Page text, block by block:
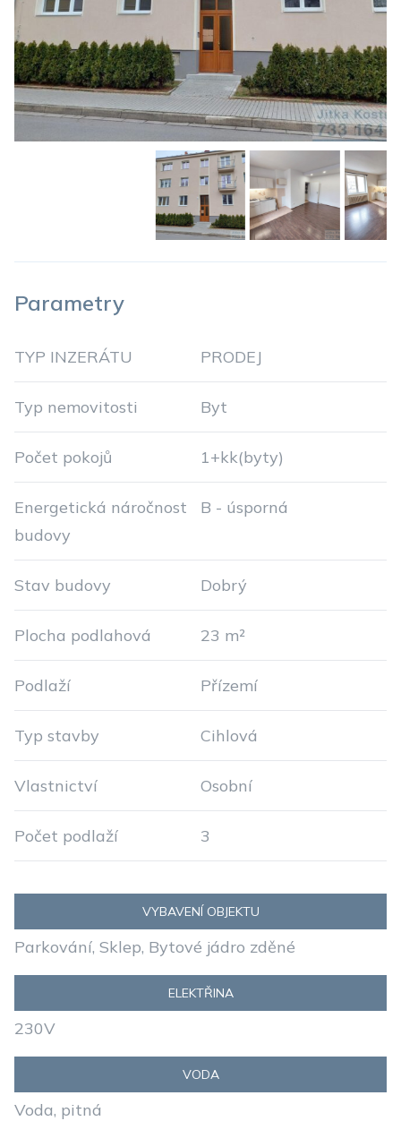
Parametry
TYP INZERÁTU PRODEJ
Typ nemovitosti Byt
Počet pokojů 1+kk(byty)
Energetická náročnost
budovy
B - úsporná
Stav budovy Dobrý
Plocha podlahová 23 m²
Podlaží Přízemí
Typ stavby Cihlová
Vlastnictví Osobní
Počet podlaží 3
VYBAVENÍ OBJEKTU
Parkování, Sklep, Bytové jádro zděné
ELEKTŘINA
230V
VODA
Voda, pitná